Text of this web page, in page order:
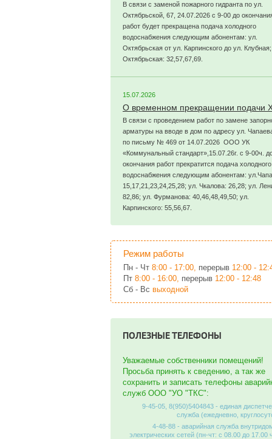
В связи с заменой пожарного гидранта по ул.
Октябрьской, 67, 24.07.2026 с 9-00 до
работ будет прекращена подача холодного
водоснабжения следующим абонентам: ул.
Октябрьская от ул. Карпинского до ул. Клубная;
Октябрьская: 32,57,67,69.
15.07.2026
О временном прекращении подачи
В связи с проведением работ по замене
арматуры на вводе в дом по адресу ул.
по письму № 469 от 14.07.2026 ООО УК
«Коммунальный стандарт»,15.07.26г. с 9-00ч.
окончания работ прекратится подача холодного
водоснабжения следующим абонентам:
15,17,21,23,24,25,28; ул. Чкалова: 26,28; ул.
82,86; ул. Фурманова: 40,46,48,49,50; ул.
Карпинского: 55,56,67.
Режим работы
Пн - Чт 8:00 - 17:00, перерыв 12:00 -
Пт 8:00 - 16:00, перерыв 12:00 - 12:48
Сб - Вс выходной
ПОЛЕЗНЫЕ ТЕЛЕФОНЫ
Уважаемые собственники помещений!
Просьба принять к сведению, а так же
сохранить и записать телефоны
служб ООО "УО "ТКС":
9-45-05, 8(950)5404843 - единая
служба (ежедневно,
4-48-88 - аварийная служба
электрических сетей (пн-чт: с 08.00 до 17.00